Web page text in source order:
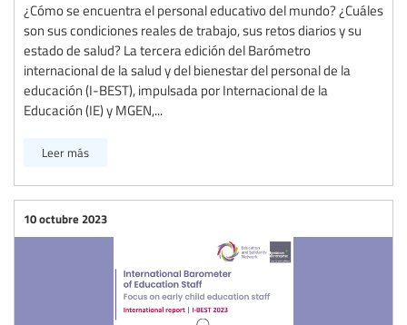
¿Cómo se encuentra el personal educativo del mundo? ¿Cuáles
son sus condiciones reales de trabajo, sus retos diarios y su
estado de salud? La tercera edición del Barómetro
internacional de la salud y del bienestar del personal de la
educación (I-BEST), impulsada por Internacional de la
Educación (IE) y MGEN,...
Leer más
10 octubre 2023